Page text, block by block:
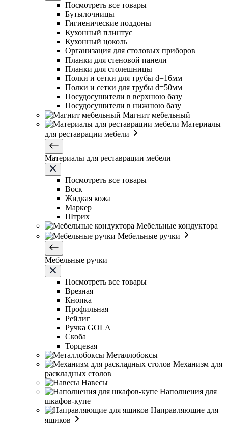
Посмотреть все товары
Бутылочницы
Гигиенические поддоны
Кухонный плинтус
Кухонный цоколь
Организация для столовых приборов
Планки для стеновой панели
Планки для столешницы
Полки и сетки для трубы d=16мм
Полки и сетки для трубы d=50мм
Посудосушители в верхнюю базу
Посудосушители в нижнюю базу
Магнит мебельный
Материалы
для реставрации мебели
Материалы для реставрации мебели
Посмотреть все товары
Воск
Жидкая кожа
Маркер
Штрих
Мебельные кондуктора
Мебельные ручки
Мебельные ручки
Посмотреть все товары
Врезная
Кнопка
Профильная
Рейлиг
Ручка GOLA
Скоба
Торцевая
Металлобоксы
Механизм для
раскладных столов
Навесы
Наполнения для
шкафов-купе
Направляющие для
ящиков